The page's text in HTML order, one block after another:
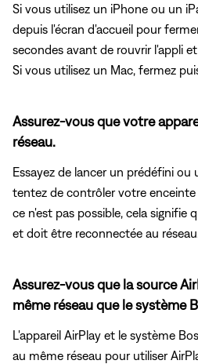
Si vous utilisez un iPhone ou un
depuis l'écran d'accueil pour
secondes avant de rouvrir l'appli et
Si vous utilisez un Mac, fermez
Assurez-vous que votre
réseau.
Essayez de lancer un prédéfini ou
tentez de contrôler votre enceinte
ce n'est pas possible, cela signifie
et doit être reconnectée au
Assurez-vous que la source
même réseau que le système
L'appareil AirPlay et le système
au même réseau pour utiliser